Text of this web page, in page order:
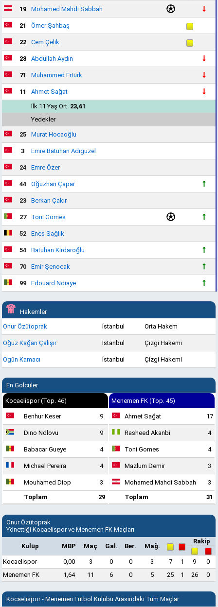
19 Mohamed Mahdi Sabbah
21 Ömer Şahbaş
22 Cem Çelik
28 Abdullah Aydın
71 Muhammed Ertürk
11
Ahmet Sağat
İlk 11 Yaş Ort. 23,61
Yedekler
25 Murat Hocaoğlu
3 Emre Batuhan Adıgüzel
24 Emre Özer
44 Oğuzhan Çapar
23 Berkan Çakır
27 Toni Gomes
52 Enes Sağlık
54 Batuhan Kırdaroğlu
70 Emir Şenocak
99 Edouard Ndiaye
Hakemler
Onur Özütoprak
İstanbul Orta Hakem
Oğuz Kağan Çalışır İstanbul Çizgi Hakemi
Ogün Kamacı İstanbul Çizgi Hakemi
En Golcüler
Kocaelispor (Top. 46)
Benhur Keser 9
Dino Ndlovu 9
Babacar Gueye 4
Michael Pereira 4
Mouhamed Diop
3
Toplam
29
Menemen FK (Top. 45)
Ahmet Sağat 17
Rasheed Akanbi 4
Toni Gomes 4
Mazlum Demir 3
Mohamed Mahdi Sabbah
3
Toplam
31
Onur Özütoprak
Yönettiği Kocaelispor ve Menemen FK Maçları
Kulüp MBP Maç Gal. Ber. Mağ.
Rakip
Kocaelispor 0,00 3 0 0 3 7 1 9
0
Menemen FK
1,64 11 6 0 5 25 1 26 0
Kocaelispor - Menemen Futbol Kulübü Arasındaki Tüm Maçlar